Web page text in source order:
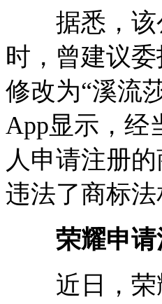
据悉，该公
时，曾建议
修改为“溪流
App显示，经
人申请注册
违法了商标
荣耀申请
近日，荣耀